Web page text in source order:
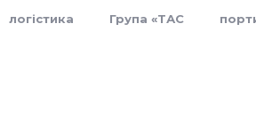
логістика Група «ТАС